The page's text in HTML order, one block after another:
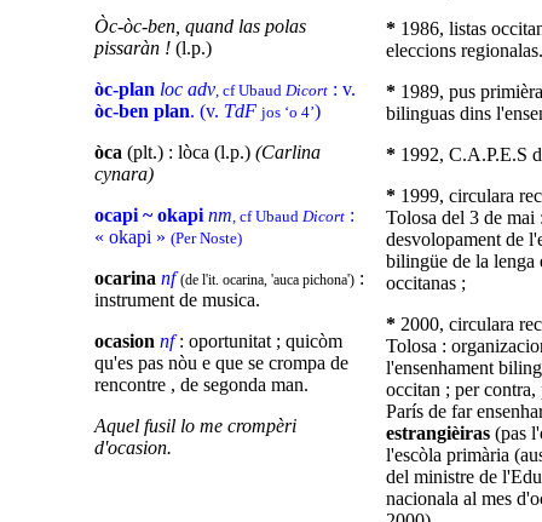
Òc-òc-ben, quand las polas
pissaràn ! (l.p.)
òc-plan loc adv, cf Ubaud Dicort : v.
òc-ben plan. (v. TdF jos ‘o 4’)
òca (plt.) : lòca (l.p.) (Carlina
cynara)
ocapi ~ okapi nm, cf Ubaud Dicort :
« okapi » (Per Noste)
ocarina nf (de l'it. ocarina, 'auca pichona') :
instrument de musica.
ocasion nf: oportunitat ; quicòm
qu'es pas nòu e que se crompa de
rencontre , de segonda man.
Aquel fusil lo me crompèri
d'ocasion.
* 1986, listas
eleccions regionalas.
* 1989, pus
bilinguas dins
* 1992, C.A.P.E.S
* 1999, circulara
Tolosa del 3 de mai
desvolopament de
bilingüe de la lenga
occitanas ;
* 2000, circulara
Tolosa :
l'ensenhament
occitan ; per contra,
París de far
estrangièiras (pas
l'escòla primària
del ministre de
nacionala al mes